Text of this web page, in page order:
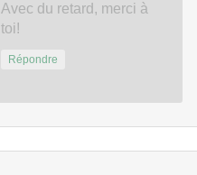
Avec du retard, merci à
toi!
Répondre